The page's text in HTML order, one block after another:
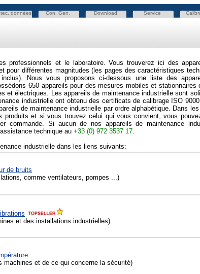
données Con. Gen. Download Service
professionnels et le laboratoire.Vous trouverez ici des
pour différentes magnitudes (les pages des caractéristiques
Nous vous proposons ci-dessous une liste des
650 appareils pour des mesures mobiles et stationnaires
et électriques. Les appareils de maintenance industrielle sont
industrielle ont obtenu des certificats de calibrage ISO
de maintenance industrielle par ordre alphabétique. Dans les
et si vous trouvez celui qui vous convient, vous
commande. Si aucun de nos appareils de maintenance
technique au +33 (0) 972 3537 17.
industrielle dans les liens suivants:
de bruits
comme ventilateurs, pompes ...)
et des installations industrielles)
et de ce qui concerne la sécurité)